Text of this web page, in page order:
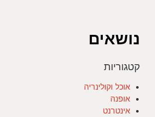
נושאים
קטגוריות
אוכל וקולינריה
אופנה
אינטרנט